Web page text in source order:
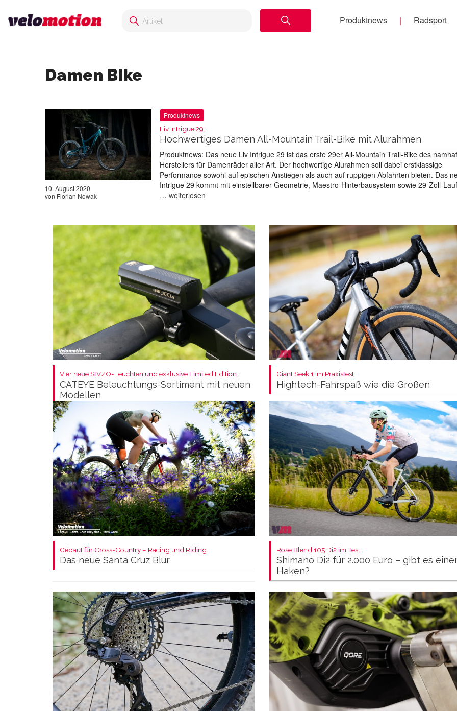
Produktnews Radsport
Damen Bike
10. August 2020
von Florian Nowak
Produktnews
Liv Intrigue 29:
Hochwertiges Damen All-Mountain Trail-Bike mit Alurahmen
Produktnews: Das neue Liv Intrigue 29 ist das erste 29er All-Mountain Trail-Bike des
Herstellers für Damenräder aller Art. Der hochwertige Alurahmen soll dabei erstklassige
Performance sowohl auf epischen Anstiegen als auch auf ruppigen Abfahrten bieten. Das
Intrigue 29 kommt mit einstellbarer Geometrie, Maestro-Hinterbausystem sowie 29-Zoll-
… weiterlesen
Vier neue StVZO-Leuchten und exklusive Limited Edition:
CATEYE Beleuchtungs-Sortiment mit neuen
Modellen
Giant Seek 1 im Praxistest:
Hightech-Fahrspaß wie die Großen
Gebaut für Cross-Country – Racing und Riding:
Das neue Santa Cruz Blur
Rose Blend 105 Di2 im Test:
Shimano Di2 für 2.000 Euro – gibt es
Haken?